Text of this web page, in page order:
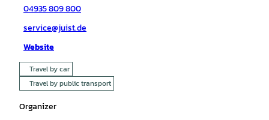
04935 809 800
service@juist.de
Website
Travel by car
Travel by public transport
Organizer